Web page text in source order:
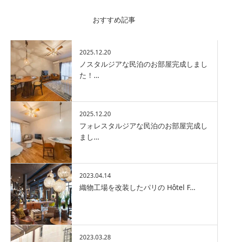
おすすめ記事
2025.12.20
ノスタルジアな民泊のお部屋完成しまし
た！…
2025.12.20
フォレスタルジアな民泊のお部屋完成し
まし…
2023.04.14
織物工場を改装したパリの Hôtel F…
2023.03.28